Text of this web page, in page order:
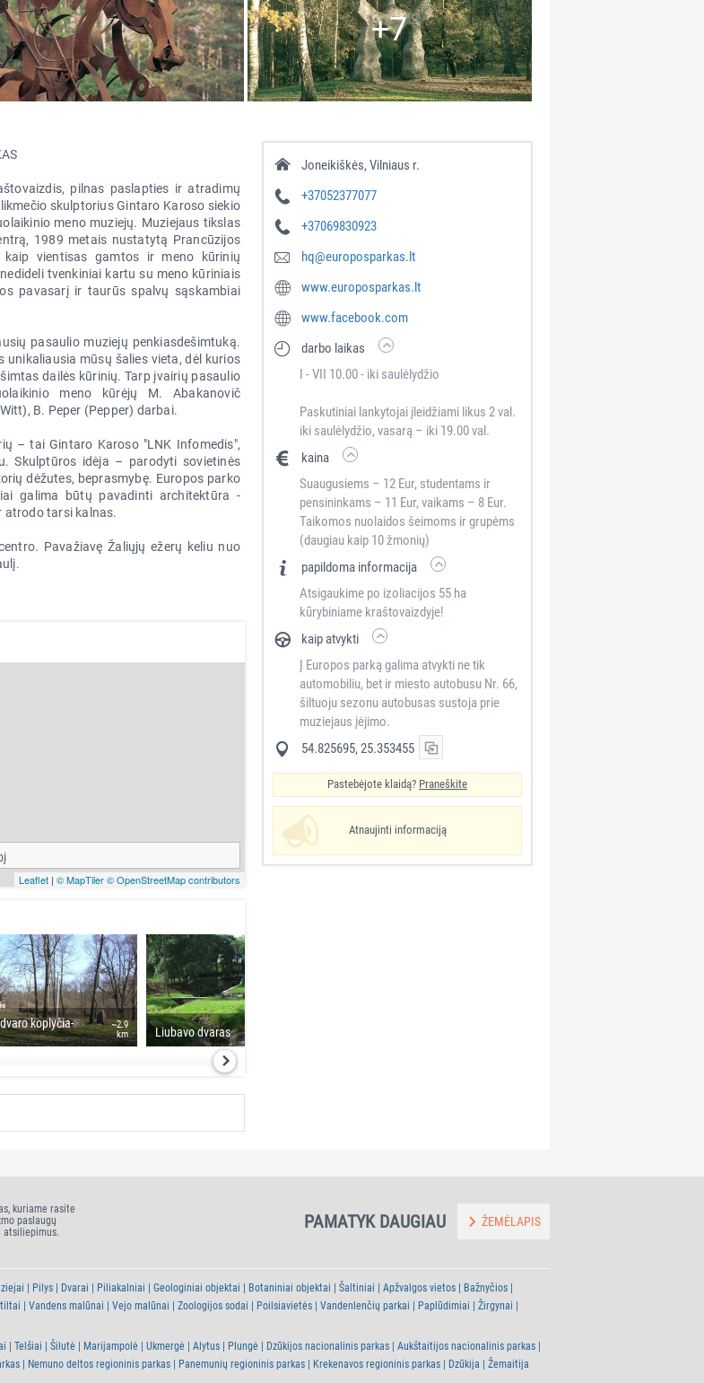
+7
pilnas paslapties ir atradimų
skulptorius Gintaro Karoso siekio
meno muziejų. Muziejaus tikslas
1989 metais nustatytą Prancūzijos
vientisas gamtos ir meno kūrinių
tvenkiniai kartu su meno kūriniais
pavasarį ir taurūs spalvų sąskambiai
pasaulio muziejų penkiasdešimtuką.
mūsų šalies vieta, dėl kurios
dailės kūrinių. Tarp įvairių pasaulio
meno kūrėjų M. Abakanovič
B. Peper (Pepper) darbai.
– tai Gintaro Karoso "LNK Infomedis",
Skulptūros idėja – parodyti sovietinės
dėžutes, beprasmybę. Europos parko
galima būtų pavadinti architektūra -
atrodo tarsi kalnas.
Pavažiavę Žaliųjų ežerų keliu nuo
Leaflet | © MapTiler© OpenStreetMap contributors
koplyčia-
~2.9
km
Liubavo dvaras
Joneikiškės, Vilniaus r.
+37052377077
+37069830923
hq@europosparkas.lt
www.europosparkas.lt
www.facebook.com
darbo laikas
I - VII 10.00 - iki saulėlydžio
Paskutiniai lankytojai įleidžiami likus 2 val.
iki saulėlydžio, vasarą – iki 19.00 val.
kaina
Suaugusiems – 12 Eur, studentams ir
pensininkams – 11 Eur, vaikams – 8 Eur.
Taikomos nuolaidos šeimoms ir grupėms
(daugiau kaip 10 žmonių)
papildoma informacija
Atsigaukime po izoliacijos 55 ha
kūrybiniame kraštovaizdyje!
kaip atvykti
Į Europos parką galima atvykti ne tik
automobiliu, bet ir miesto autobusu Nr. 66,
šiltuoju sezonu autobusas sustoja prie
muziejaus įėjimo.
54.825695, 25.353455
Pastebėjote klaidą? Praneškite
Atnaujinti informaciją
kuriame rasite
paslaugų
atsiliepimus.
PAMATYK DAUGIAU ŽEMĖLAPIS
Pilys Dvarai Piliakalniai Geologiniai objektai Botaniniai objektai Šaltiniai Apžvalgos vietos
Bažnyčios
tiltai Vandens malūnai Vejo malūnai Zoologijos sodai Poilsiavietės Vandenlenčių parkai Paplūdimiai
Žirgynai
Telšiai Šilutė Marijampolė Ukmergė Alytus Plungė Dzūkijos nacionalinis parkas
Aukštaitijos nacionalinis parkas
Nemuno deltos regioninis parkas Panemunių regioninis parkas Krekenavos regioninis parkas Dzūkija Žemaitija